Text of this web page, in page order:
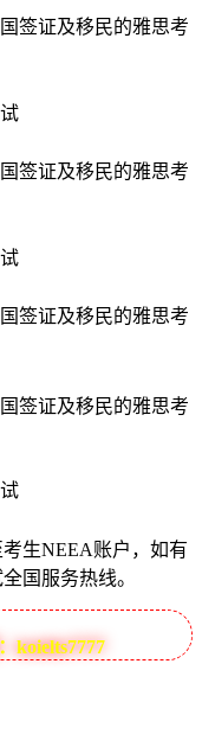
签证及移民的雅思考
签证及移民的雅思考
签证及移民的雅思考
签证及移民的雅思考
生NEEA账户，如有
国服务热线。
koielts7777